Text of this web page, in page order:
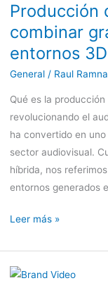
Producción
combinar
entornos 3D
General/ Raul
Qué es la
revolucionando el
ha convertido en
sector audiovisual.
híbrida, nos
entornos generados
vídeo
híbrida:
cómo
grabación
real
con
entornos
3D
Leer más »
Guía